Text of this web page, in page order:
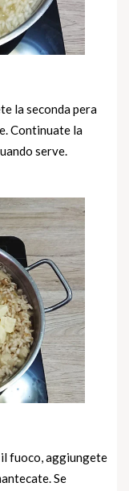
la seconda pera
Continuate la
serve.
fuoco, aggiungete
Se